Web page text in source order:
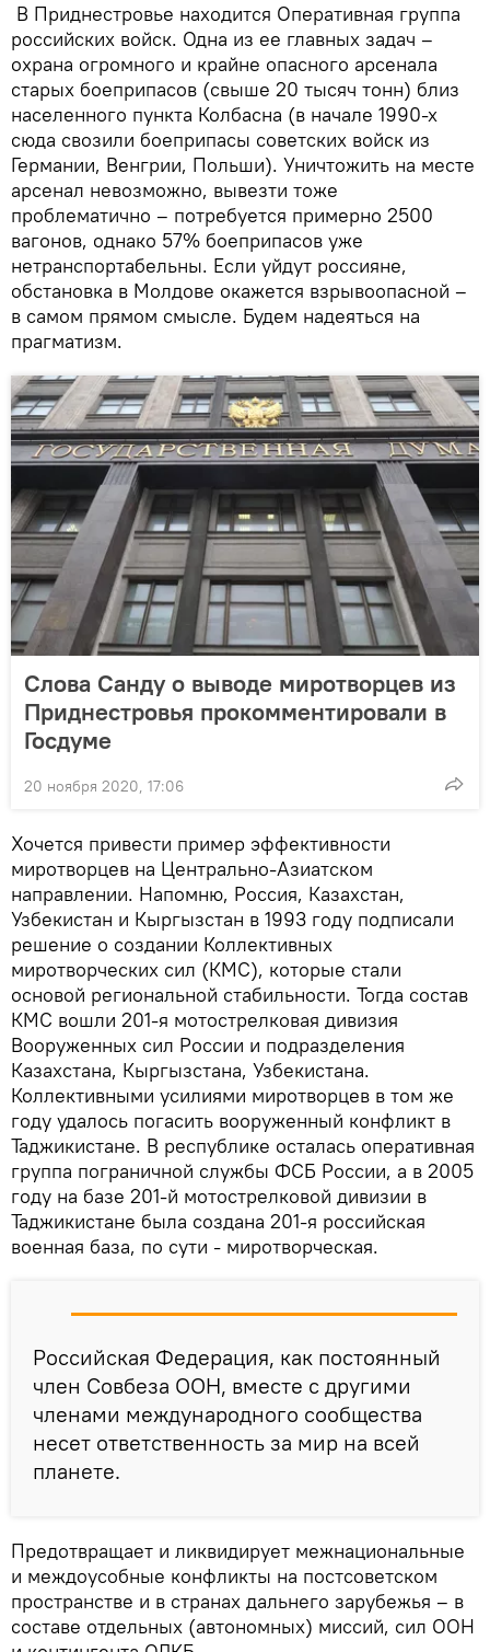
В Приднестровье находится Оперативная группа
российских войск. Одна из ее главных задач –
охрана огромного и крайне опасного арсенала
старых боеприпасов (свыше 20 тысяч тонн) близ
населенного пункта Колбасна (в начале 1990-х
сюда свозили боеприпасы советских войск из
Германии, Венгрии, Польши). Уничтожить на месте
арсенал невозможно, вывезти тоже
проблематично – потребуется примерно 2500
вагонов, однако 57% боеприпасов уже
нетранспортабельны. Если уйдут россияне,
обстановка в Молдове окажется взрывоопасной –
в самом прямом смысле. Будем надеяться на
прагматизм.
Cлова Санду о выводе миротворцев из
Приднестровья прокомментировали в
Госдуме
20 ноября 2020, 17:06
Хочется привести пример эффективности
миротворцев на Центрально-Азиатском
направлении. Напомню, Россия, Казахстан,
Узбекистан и Кыргызстан в 1993 году подписали
решение о создании Коллективных
миротворческих сил (КМС), которые стали
основой региональной стабильности. Тогда состав
КМС вошли 201-я мотострелковая дивизия
Вооруженных сил России и подразделения
Казахстана, Кыргызстана, Узбекистана.
Коллективными усилиями миротворцев в том же
году удалось погасить вооруженный конфликт в
Таджикистане. В республике осталась оперативная
группа пограничной службы ФСБ России, а в 2005
году на базе 201-й мотострелковой дивизии в
Таджикистане была создана 201-я российская
военная база, по сути - миротворческая.
Российская Федерация, как постоянный
член Совбеза ООН, вместе с другими
членами международного сообщества
несет ответственность за мир на всей
планете.
Предотвращает и ликвидирует межнациональные
и междоусобные конфликты на постсоветском
пространстве и в странах дальнего зарубежья – в
составе отдельных (автономных) миссий, сил ООН